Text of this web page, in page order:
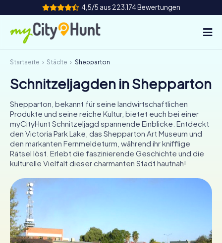
4,5/5 aus 223.174 Bewertungen
So funktioniert's
Städte
Touren
Teamevent
Tickets
INT AT CH
DE
ES
IT
Startseite Städte Shepparton
Schnitzeljagden in Shepparton
Shepparton, bekannt für seine landwirtschaftlichen
Produkte und seine reiche Kultur, bietet euch bei einer
myCityHunt Schnitzeljagd spannende Einblicke. Entdeckt
den Victoria Park Lake, das Shepparton Art Museum und
den markanten Fernmeldeturm, während ihr knifflige
Rätsel löst. Erlebt die faszinierende Geschichte und die
kulturelle Vielfalt dieser charmanten Stadt hautnah!